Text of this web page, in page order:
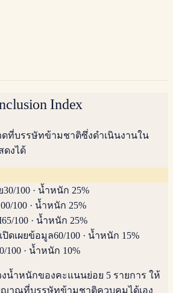
Index
ที่บรรษัทข้ามชาติซึ่งดำเนินงานใน
ดงได้
30/100 · น้ำหนัก 25%
/100 · น้ำหนัก 25%
65/100 · น้ำหนัก 25%
ปิดเผยข้อมูล60/100 · น้ำหนัก 15%
/100 · น้ำหนัก 10%
งน้ำหนักของคะแนนย่อย 5 รายการ ให้
าณที่บรรษัทข้ามชาติควบคุมได้เอง